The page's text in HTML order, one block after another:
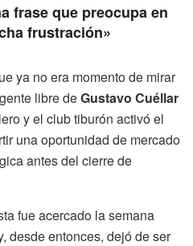
frase que preocupa en
frustración»
ya no era momento de mirar
libre deGustavo Cuéllar
y el club tiburón activó el
una oportunidad de mercado
antes del cierre de
fue acercado la semana
desde entonces, dejó de ser